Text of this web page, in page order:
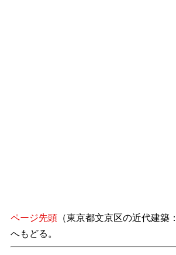
ページ先頭 （東京都文京区の近代建築
へもどる。